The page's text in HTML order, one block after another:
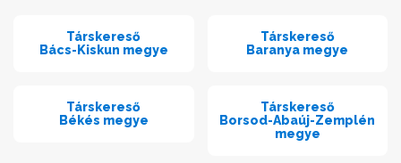
Társkereső
Bács-Kiskun megye
Társkereső
Baranya megye
Társkereső
Békés megye
Társkereső
Borsod-Abaúj-Zemplén
megye